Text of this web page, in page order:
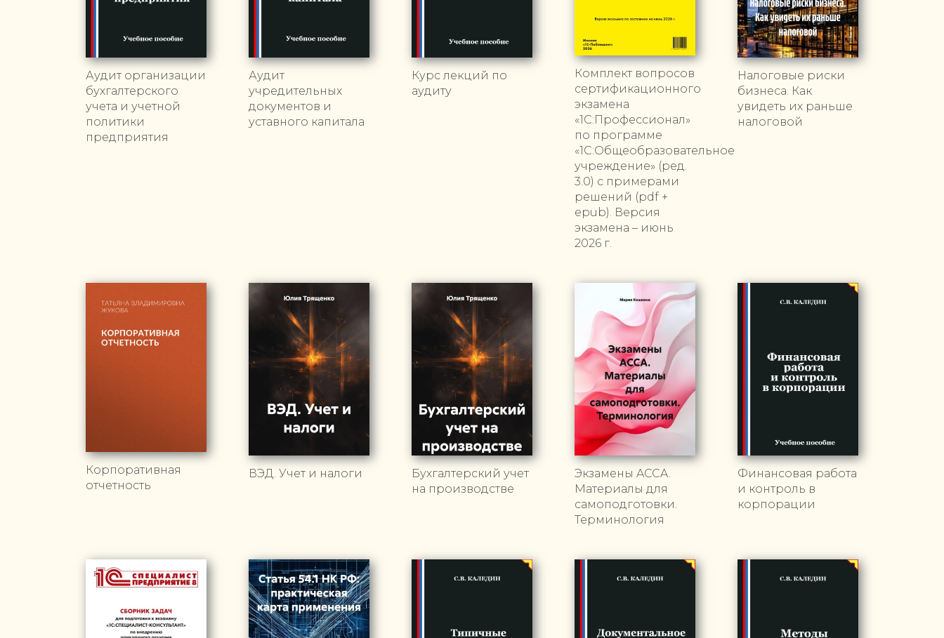
Аудит организации
бухгалтерского
учета и учетной
политики
предприятия
Аудит
учредительных
документов и
уставного капитала
Курс лекций по
аудиту
Комплект вопросов
сертификационного
экзамена
«1С:Профессионал»
по программе
«1С:Общеобразовательное
учреждение» (ред.
3.0) с примерами
решений (pdf +
epub). Версия
экзамена – июнь
2026 г.
Налоговые риски
бизнеса. Как
увидеть их раньше
налоговой
Корпоративная
отчетность
ВЭД. Учет и налоги
Бухгалтерский учет
на производстве
Экзамены ACCA.
Материалы для
самоподготовки.
Терминология
Финансовая работа
и контроль в
корпорации